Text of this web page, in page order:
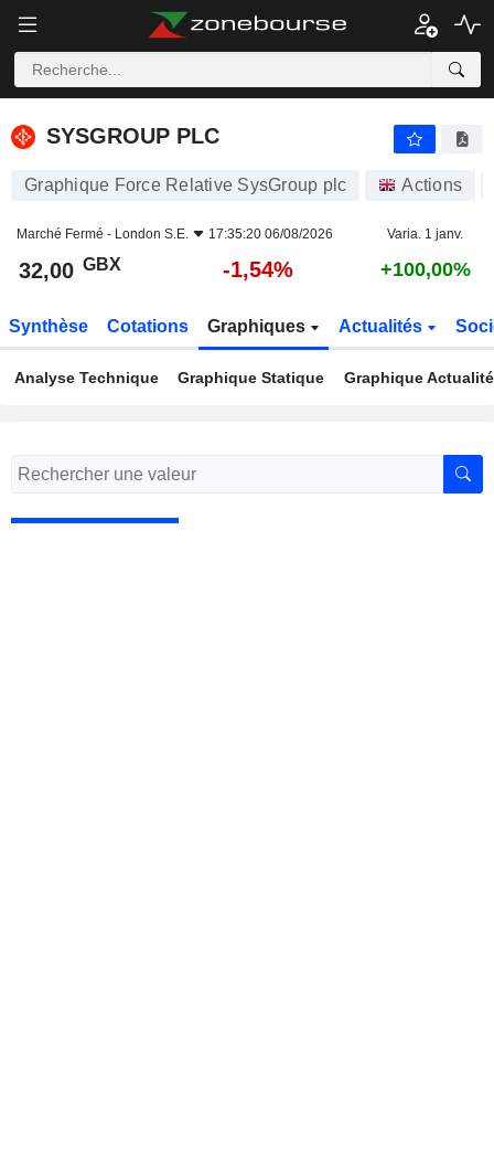
SYSGROUP PLC
SYSGROUP PLC
Graphique Force Relative SysGroup plc Actions
Marché Fermé - London S.E. 17:35:20 06/08/2026 Varia. 1 janv.
32,00 GBX -1,54% +100,00%
Synthèse Cotations Graphiques Actualités
Analyse Technique Graphique Statique Graphique